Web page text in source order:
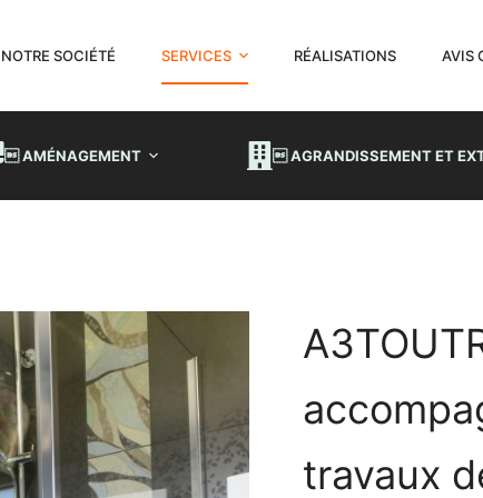
NOTRE SOCIÉTÉ SERVICES RÉALISATIONS AVIS
 AMÉNAGEMENT  AGRANDISSEMENT ET
travaux